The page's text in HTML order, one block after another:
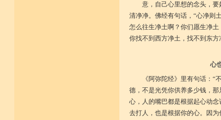
意，自己心里想的念头，
清净净。佛经有句话，“心净则
怎么往生净土啊？你们愿生净
你找不到西方净土，找不到东
心
《阿弥陀经》里有句话：“
德，不是光凭你供养多少钱，
心，人的嘴巴都是根据起心动
去打人，也是根据你的心。因